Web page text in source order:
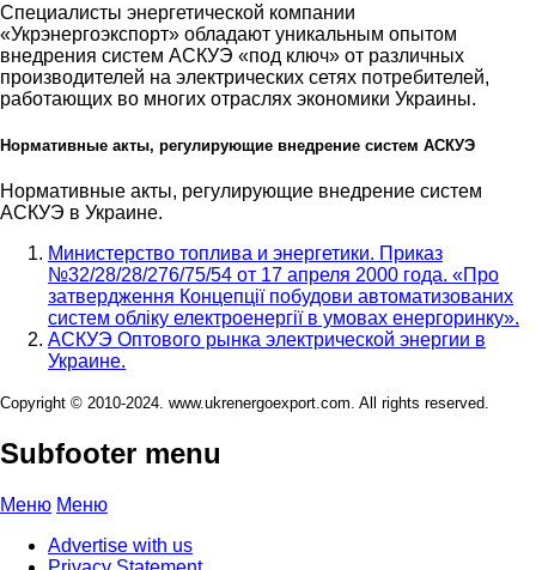
Специалисты энергетической компании
«Укрэнергоэкспорт» обладают уникальным опытом
внедрения систем АСКУЭ «под ключ» от различных
производителей на электрических сетях потребителей,
работающих во многих отраслях экономики Украины.
Нормативные акты, регулирующие внедрение систем АСКУЭ
Нормативные акты, регулирующие внедрение систем
АСКУЭ в Украине.
Министерство топлива и энергетики. Приказ
№32/28/28/276/75/54 от 17 апреля 2000 года. «Про
затвердження Концепції побудови автоматизованих
систем обліку електроенергії в умовах енергоринку».
АСКУЭ Оптового рынка электрической энергии в
Украине.
Copyright © 2010-2024. www.ukrenergoexport.com. All rights reserved.
Subfooter menu
Меню Меню
Advertise with us